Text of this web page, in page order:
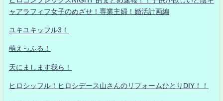
ャアラフィフ女子のめざせ！専業主婦！婚活計画編
ユキユキッフル3！
萌えっふる！
天にまします我ら！
ヒロシッフル！ヒロシデース山さんのリフォームひとりDIY！！